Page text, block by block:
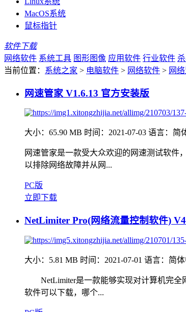
MacOS系统
鼠标指针
软件下载
网络软件 系统工具 图形图像 应用软件 行业软件
当前位置： 系统之家 > 电脑软件 > 网络软件 > 网
网速管家 V1.6.13 官方安装版
大小：65.90 MB 时间：2021-07-03 语言：简
网速管家是一款受大众欢迎的网速测试软件
以排除网络故障并从网...
PC版
立即下载
NetLimiter Pro(网络流量控制软件)
大小：5.81 MB 时间：2021-07-01 语言：简
NetLimiter是一款能够实现对计算机完全
软件可以下载，哪个...